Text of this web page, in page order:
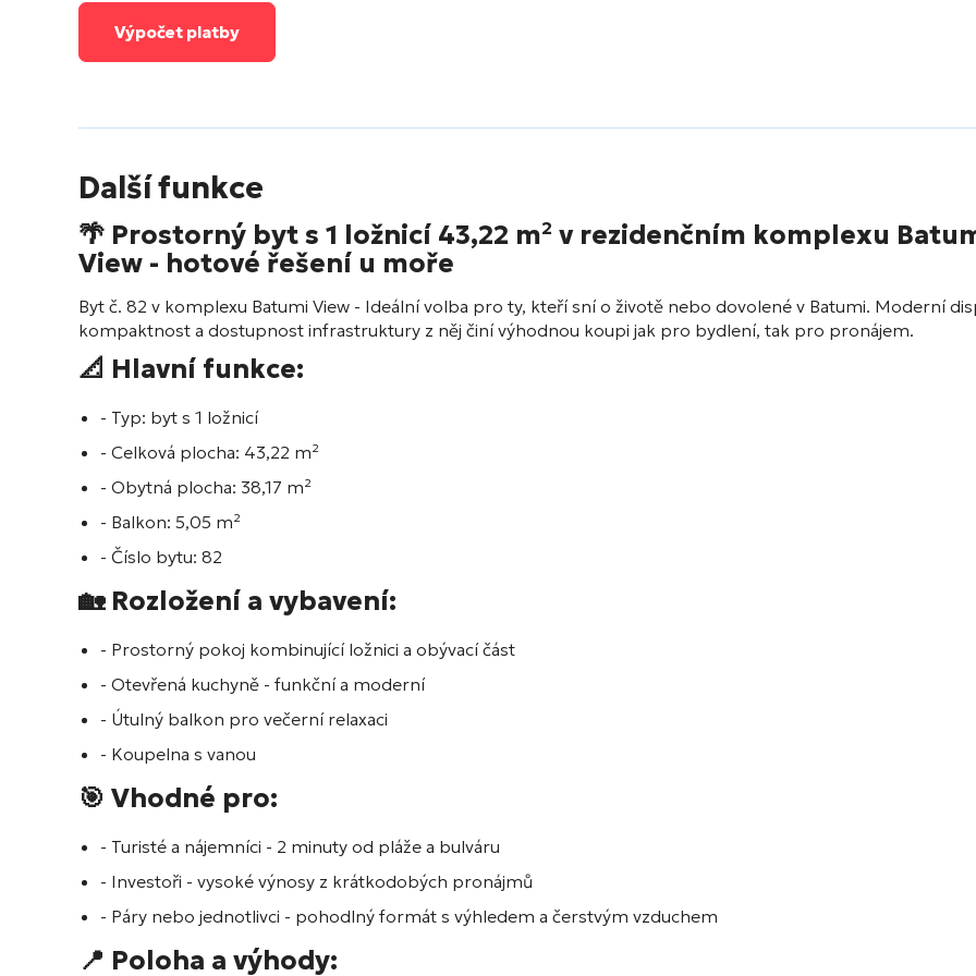
Výpočet platby
Další funkce
🌴 Prostorný byt s 1 ložnicí 43,22 m² v rezidenčním komplexu
View - hotové řešení u moře
Byt č. 82 v komplexu Batumi View - Ideální volba pro ty, kteří sní o životě nebo dovolené v Batumi. Moderní
kompaktnost a dostupnost infrastruktury z něj činí výhodnou koupi jak pro bydlení, tak pro pronájem.
📐 Hlavní funkce:
- Typ: byt s 1 ložnicí
- Celková plocha: 43,22 m²
- Obytná plocha: 38,17 m²
- Balkon: 5,05 m²
- Číslo bytu: 82
🏡 Rozložení a vybavení:
- Prostorný pokoj kombinující ložnici a obývací část
- Otevřená kuchyně - funkční a moderní
- Útulný balkon pro večerní relaxaci
- Koupelna s vanou
🎯 Vhodné pro:
- Turisté a nájemníci - 2 minuty od pláže a bulváru
- Investoři - vysoké výnosy z krátkodobých pronájmů
- Páry nebo jednotlivci - pohodlný formát s výhledem a čerstvým vzduchem
📍 Poloha a výhody: